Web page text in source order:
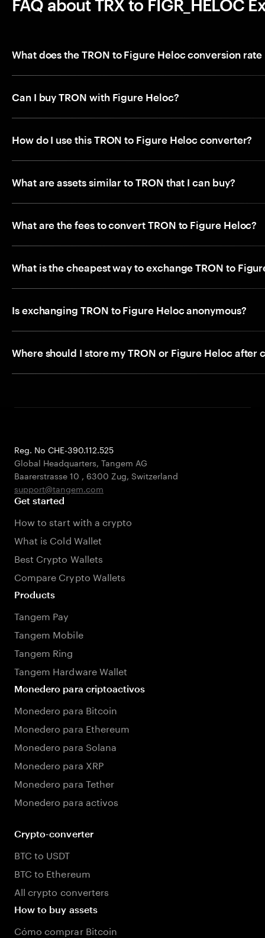
FAQ about TRX to FIGR_HELOC
What does the TRON to Figure Heloc conversion rate
Can I buy TRON with Figure Heloc?
How do I use this TRON to Figure Heloc converter?
What are assets similar to TRON that I can buy?
What are the fees to convert TRON to Figure Heloc?
What is the cheapest way to exchange TRON to
Is exchanging TRON to Figure Heloc anonymous?
Where should I store my TRON or Figure Heloc after
Reg. No CHE-390.112.525
Global Headquarters, Tangem AG
Baarerstrasse 10 , 6300 Zug, Switzerland
support@tangem.com
Get started
How to start with a crypto
What is Cold Wallet
Best Crypto Wallets
Compare Crypto Wallets
Products
Tangem Pay
Tangem Mobile
Tangem Ring
Tangem Hardware Wallet
Monedero para criptoactivos
Monedero para Bitcoin
Monedero para Ethereum
Monedero para Solana
Monedero para XRP
Monedero para Tether
Monedero para activos
Crypto-converter
BTC to USDT
BTC to Ethereum
All crypto converters
How to buy assets
Cómo comprar Bitcoin